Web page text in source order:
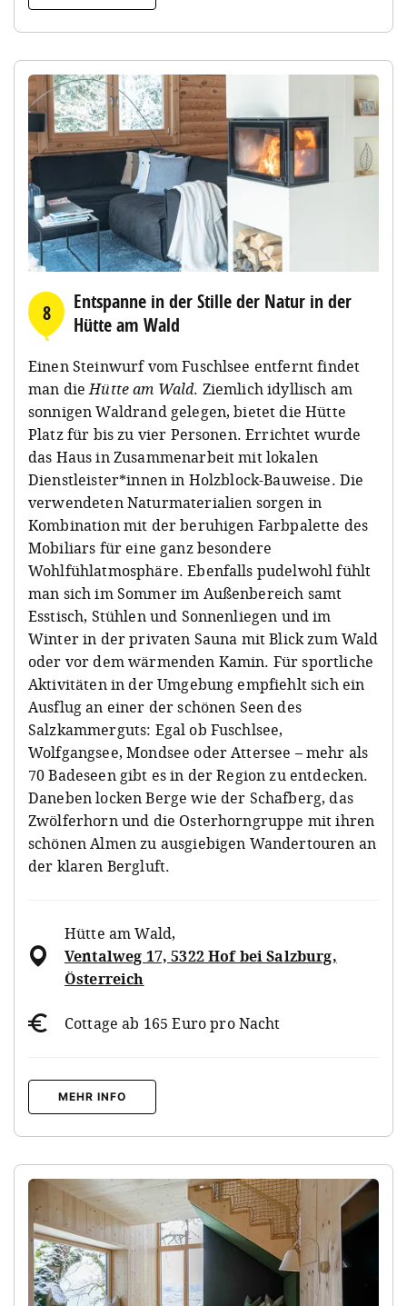
8
Entspanne in der Stille der Natur in der
Hütte am Wald
Einen Steinwurf vom Fuschlsee entfernt findet
man dieHütte am Wald. Ziemlich idyllisch am
sonnigen Waldrand gelegen, bietet die Hütte
Platz für bis zu vier Personen. Errichtet wurde
das Haus in Zusammenarbeit mit lokalen
Dienstleister*innen in Holzblock-Bauweise. Die
verwendeten Naturmaterialien sorgen in
Kombination mit der beruhigen Farbpalette des
Mobiliars für eine ganz besondere
Wohlfühlatmosphäre. Ebenfalls pudelwohl fühlt
man sich im Sommer im Außenbereich samt
Esstisch, Stühlen und Sonnenliegen und im
Winter in der privaten Sauna mit Blick zum Wald
oder vor dem wärmenden Kamin. Für sportliche
Aktivitäten in der Umgebung empfiehlt sich ein
Ausflug an einer der schönen Seen des
Salzkammerguts: Egal ob Fuschlsee,
Wolfgangsee, Mondsee oder Attersee – mehr als
70 Badeseen gibt es in der Region zu entdecken.
Daneben locken Berge wie der Schafberg, das
Zwölferhorn und die Osterhorngruppe mit ihren
schönen Almen zu ausgiebigen Wandertouren an
der klaren Bergluft.
Hütte am Wald,
Ventalweg 17, 5322 Hof bei Salzburg,
Österreich
Cottage ab 165 Euro pro Nacht
MEHR INFO